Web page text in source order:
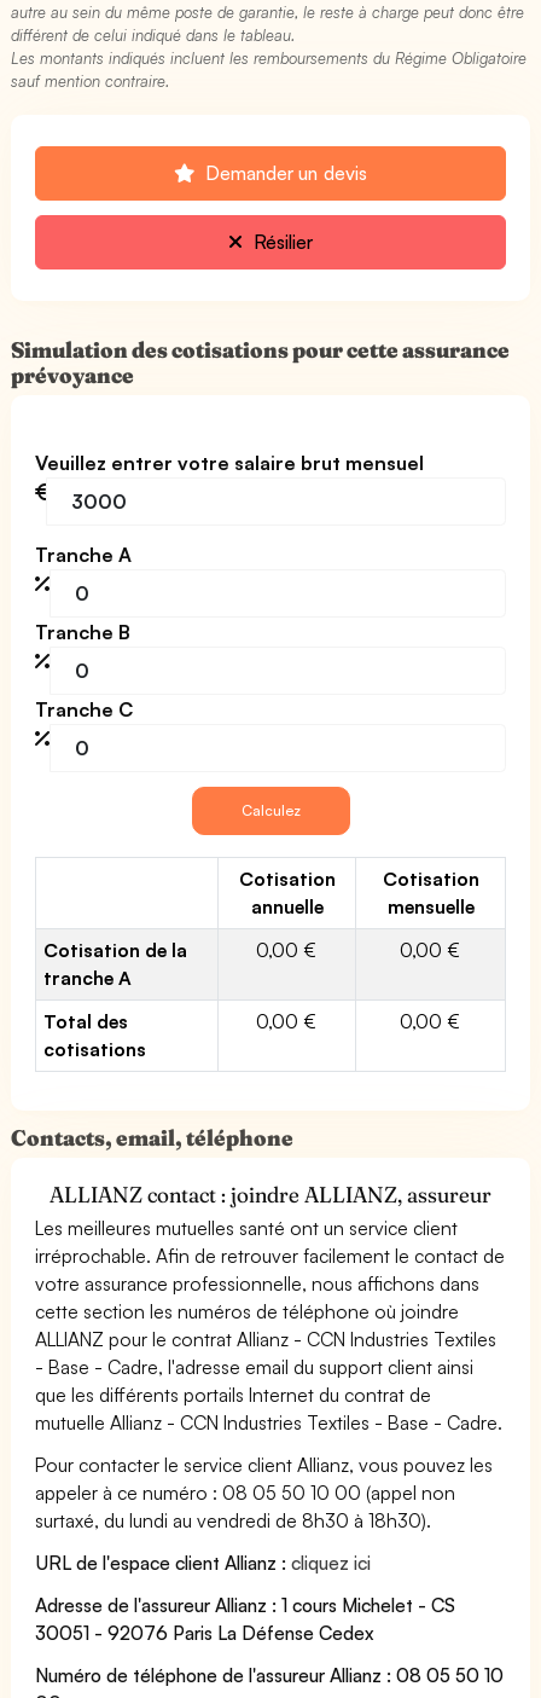
autre au sein du même poste de garantie, le reste à charge peut donc être
différent de celui indiqué dans le tableau.
Les montants indiqués incluent les remboursements du Régime Obligatoire
sauf mention contraire.
Demander un devis
Résilier
Simulation des cotisations pour cette assurance
prévoyance
Veuillez entrer votre salaire brut mensuel
Tranche A
Tranche B
Tranche C
Cotisation
annuelle
Cotisation
mensuelle
Cotisation de la
tranche A
0,00 € 0,00 €
Total des
cotisations
0,00 € 0,00 €
Contacts, email, téléphone
ALLIANZ contact : joindre ALLIANZ, assureur
Les meilleures mutuelles santé ont un service client
irréprochable. Afin de retrouver facilement le contact de
votre assurance professionnelle, nous affichons dans
cette section les numéros de téléphone où joindre
ALLIANZ pour le contrat Allianz - CCN Industries Textiles
- Base - Cadre, l'adresse email du support client ainsi
que les différents portails Internet du contrat de
mutuelle Allianz - CCN Industries Textiles - Base - Cadre.
Pour contacter le service client Allianz, vous pouvez les
appeler à ce numéro : 08 05 50 10 00 (appel non
surtaxé, du lundi au vendredi de 8h30 à 18h30).
URL de l'espace client Allianz :cliquez ici
Adresse de l'assureur Allianz : 1 cours Michelet - CS
30051 - 92076 Paris La Défense Cedex
Numéro de téléphone de l'assureur Allianz : 08 05 50 10